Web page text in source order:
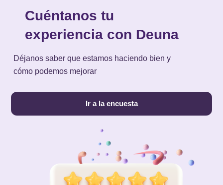
Cuéntanos tu
experiencia con Deuna
Déjanos saber que estamos haciendo bien y
cómo podemos mejorar
Ir a la encuesta